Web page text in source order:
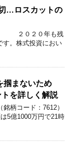
…ロスカットの
２０２０年も残
す。株式投資におい
掴まないため
を詳しく解説
ード：7612）
5億1000万円で21時